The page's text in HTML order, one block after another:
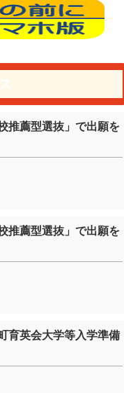
推薦型選抜」で出願を
推薦型選抜」で出願を
育英会大学等入学準備